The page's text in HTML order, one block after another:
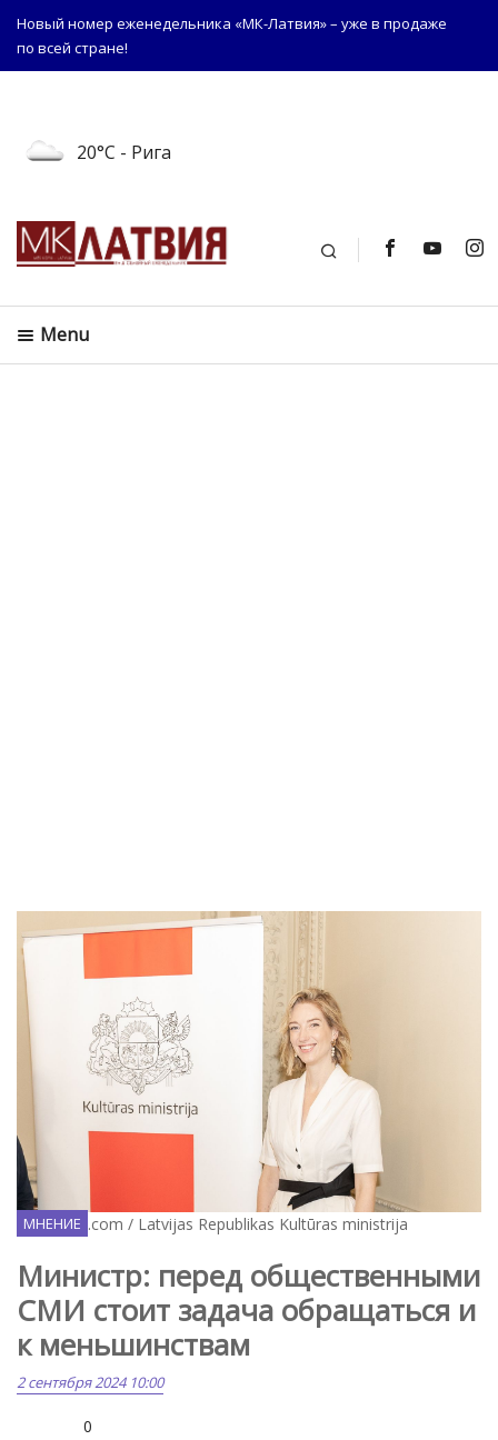
Новый номер еженедельника «МК-Латвия» – уже в продаже
по всей стране!
20°C - Рига
Поиск
Menu
Facebook.com / Latvijas Republikas Kultūras ministrija
МНЕНИЕ
Министр: перед общественными
СМИ стоит задача обращаться и
к меньшинствам
2 сентября 2024 10:00
0